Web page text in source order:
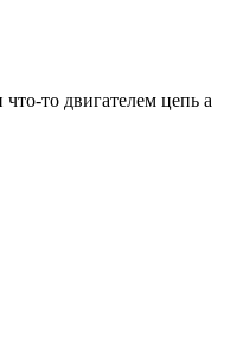
то двигателем цепь а